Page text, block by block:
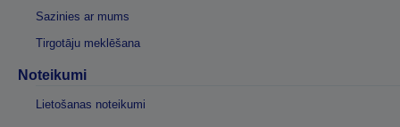
Sazinies ar mums
Tirgotāju meklēšana
Noteikumi
Lietošanas noteikumi